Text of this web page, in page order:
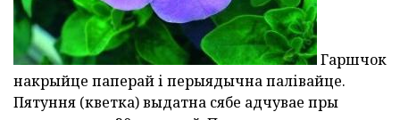
Гаршчок
накрыйце паперай і перыядычна палівайце.
Пятуння (кветка) выдатна сябе адчувае пры